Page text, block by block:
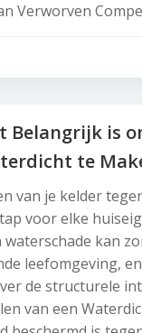
Verworven
Belangrijk is
te
van je kelder
voor elke
kan
leefomgeving,
de structurele
van een